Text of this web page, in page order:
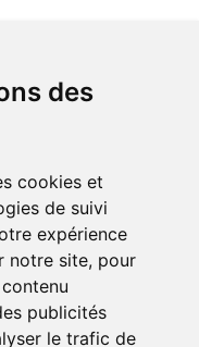
des
cookies et
de suivi
expérience
notre site, pour
publicités
le trafic de
commande à Amiens
recevez-là rapidement